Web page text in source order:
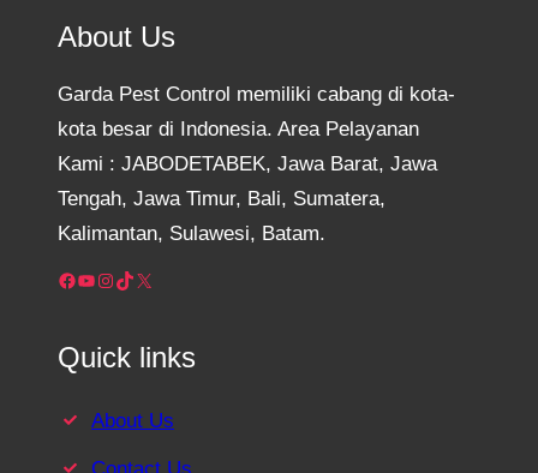
About Us
Garda Pest Control memiliki cabang di kota-
kota besar di Indonesia. Area Pelayanan
Kami : JABODETABEK, Jawa Barat, Jawa
Tengah, Jawa Timur, Bali, Sumatera,
Kalimantan, Sulawesi, Batam.
Facebook YouTube Instagram TikTok X
Quick links
About Us
Contact Us